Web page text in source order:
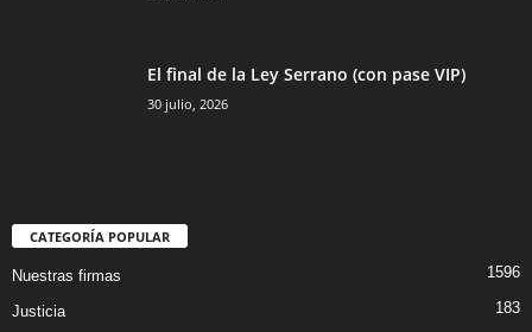
El final de la Ley Serrano (con pase VIP)
30 julio, 2026
CATEGORÍA POPULAR
Nuestras firmas 1596
Justicia 183